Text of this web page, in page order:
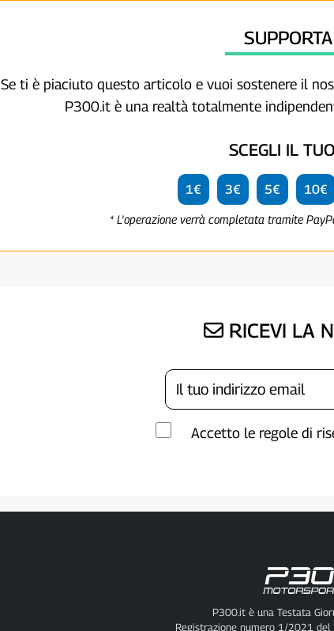
Se ti è piaciuto questo articolo e vuoi sostenere il
P300.it è una realtà totalmente
SCEGLI IL
1€ 3€ 5€ 10€
* L'operazione verrà completata tramite
RICEVI LA
Accetto le regole di
P300.it è una Testata
Registrazione numero 1/2021